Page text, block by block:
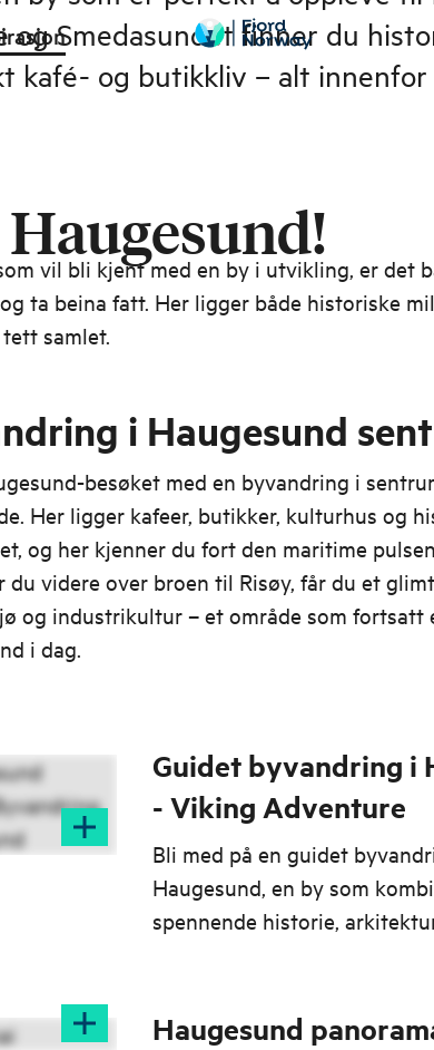
og Smedasundet finner du
kafé- og butikkliv – alt
vil bli kjent med en by i utvikling, er det
ta beina fatt. Her ligger både historiske
samlet.
i Haugesund
besøket med en byvandring i
Her ligger kafeer, butikker, kulturhus og
og her kjenner du fort den maritime
du videre over broen til Risøy, får du et
og industrikultur – et område som fortsatt
i dag.
Guidet byvandring i
- Viking Adventure
Bli med på en guidet
Haugesund, en by som
spennende historie,
Haugesund